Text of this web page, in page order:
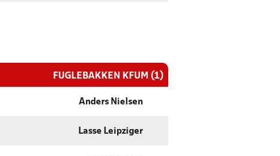
FUGLEBAKKEN KFUM (1)
Anders Nielsen
Lasse Leipziger